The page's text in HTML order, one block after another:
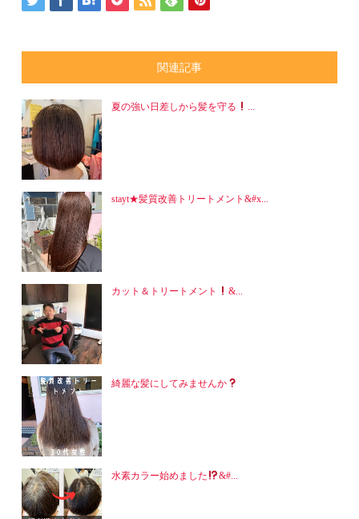
関連記事
夏の強い日差しから髪を守る ...
stayt★髪質改善トリートメント&#x...
カット＆トリートメント &...
綺麗な髪にしてみませんか
水素カラー始めました &#...